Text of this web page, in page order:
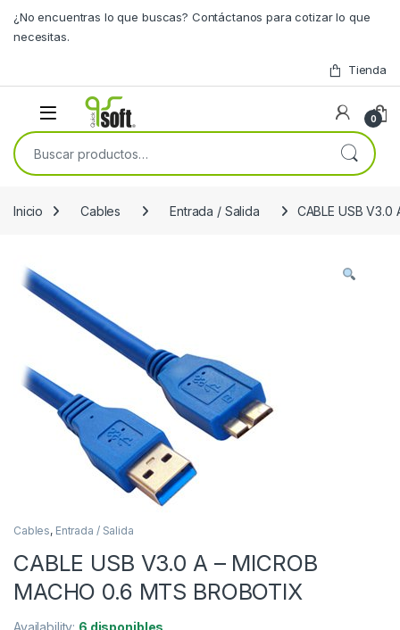
¿No encuentras lo que buscas? Contáctanos para cotizar lo que
necesitas.
Tienda
0
Buscar por:
Inicio Cables Entrada / Salida CABLE USB V3.0
Cables, Entrada / Salida
CABLE USB V3.0 A – MICROB
MACHO 0.6 MTS BROBOTIX
Availability: 6 disponibles